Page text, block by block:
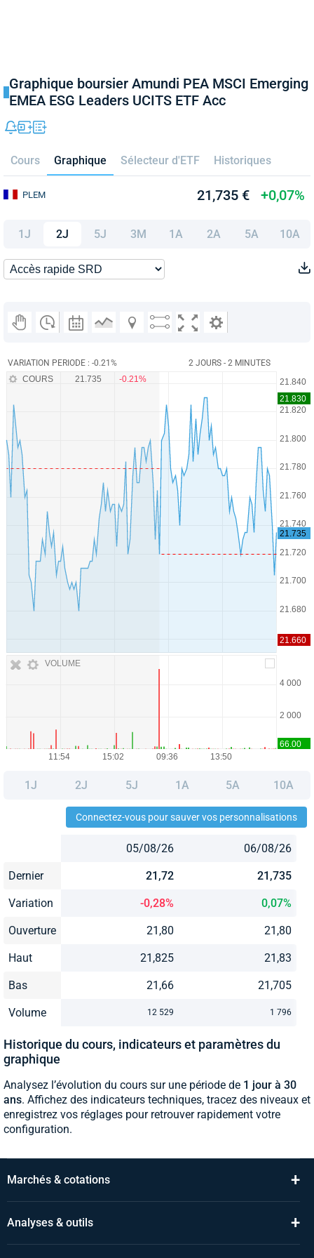
Graphique boursier Amundi PEA MSCI Emerging
EMEA ESG Leaders UCITS ETF Acc
Cours Graphique Sélecteur d'ETF Historiques
PLEM 21,735 € +0,07%
1J 2J 5J 3M 1A 2A 5A 10A
VARIATION PERIODE : -0.21% 2 JOURS - 2 MINUTES
VOLUME
COURS 21.735 -0.21%
1J 2J 5J 1A 5A 10A
Connectez-vous pour sauver vos personnalisations
05/08/26 06/08/26
Dernier 21,72 21,735
Variation -0,28% 0,07%
Ouverture 21,80 21,80
Haut 21,825 21,83
Bas 21,66 21,705
Volume 12 529 1 796
Historique du cours, indicateurs et paramètres du
graphique
Analysez l’évolution du cours sur une période de 1 jour à 30
ans. Affichez des indicateurs techniques, tracez des niveaux et
enregistrez vos réglages pour retrouver rapidement votre
configuration.
Marchés & cotations +
Analyses & outils +